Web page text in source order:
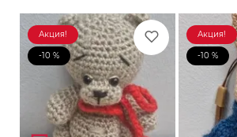
Акция!
-10 %
Акция!
-10 %